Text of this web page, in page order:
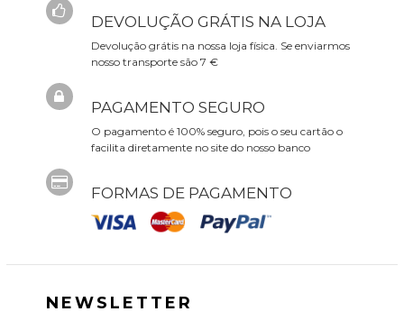
DEVOLUÇÃO GRÁTIS NA LOJA
Devolução grátis na nossa loja física. Se enviarmos
nosso transporte são 7 €
PAGAMENTO SEGURO
O pagamento é 100% seguro, pois o seu cartão o
facilita diretamente no site do nosso banco
FORMAS DE PAGAMENTO
NEWSLETTER